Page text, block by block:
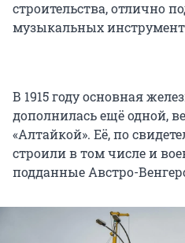
строительства, отлично
музыкальных
В 1915 году основная
дополнилась ещё одной,
«Алтайкой». Её, по
строили в том числе и
подданные Австро-